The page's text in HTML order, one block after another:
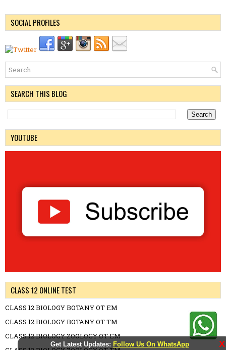
Get Latest Updates: Follow Us On WhatsApp X
SOCIAL PROFILES
SEARCH THIS BLOG
YOUTUBE
CLASS 12 ONLINE TEST
CLASS 12 BIOLOGY BOTANY OT EM
CLASS 12 BIOLOGY BOTANY OT TM
CLASS 12 BIOLOGY ZOOLOGY OT EM